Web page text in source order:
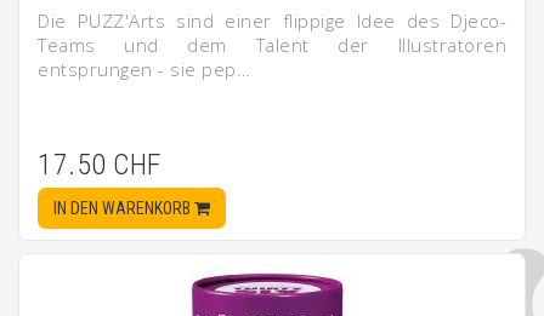
Die PUZZ'Arts sind einer flippige Idee des Djeco-
Teams und dem Talent der Illustratoren
entsprungen - sie pep…
17.50 CHF
IN DEN WARENKORB